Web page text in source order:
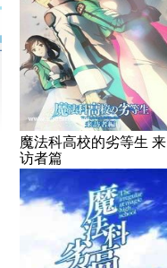
魔法科高校的劣等生 来
访者篇